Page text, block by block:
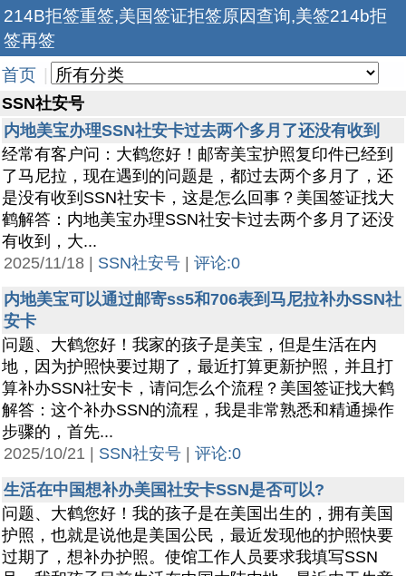
214B拒签重签,美国签证拒签原因查询,美签214b拒
签再签
首页
SSN社安号
内地美宝办理SSN社安卡过去两个多月了还没有收到
经常有客户问：大鹤您好！邮寄美宝护照复印件已经到
了马尼拉，现在遇到的问题是，都过去两个多月了，还
是没有收到SSN社安卡，这是怎么回事？美国签证找大
鹤解答：内地美宝办理SSN社安卡过去两个多月了还没
有收到，大...
2025/11/18 | SSN社安号
评论:0
内地美宝可以通过邮寄ss5和706表到马尼拉补办SSN社
安卡
问题、大鹤您好！我家的孩子是美宝，但是生活在内
地，因为护照快要过期了，最近打算更新护照，并且打
算补办SSN社安卡，请问怎么个流程？美国签证找大鹤
解答：这个补办SSN的流程，我是非常熟悉和精通操作
步骤的，首先...
2025/10/21 | SSN社安号
评论:0
生活在中国想补办美国社安卡SSN是否可以?
问题、大鹤您好！我的孩子是在美国出生的，拥有美国
护照，也就是说他是美国公民，最近发现他的护照快要
过期了，想补办护照。使馆工作人员要求我填写SSN